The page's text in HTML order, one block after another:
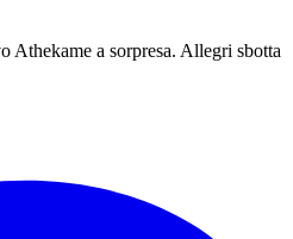
Athekame a sorpresa. Allegri sbotta